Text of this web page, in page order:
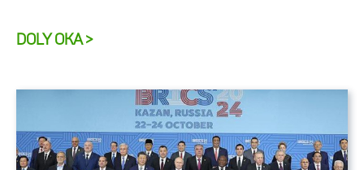
DOLY OKA >